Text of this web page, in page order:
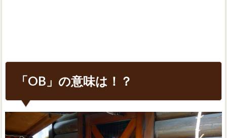
「OB」の意味は！？